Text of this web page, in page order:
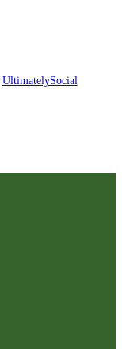
UltimatelySocial